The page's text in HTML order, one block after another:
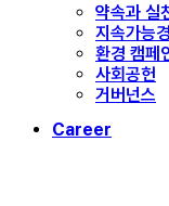
약속과 실
지속가능
환경 캠페
사회공헌
거버넌스
Career